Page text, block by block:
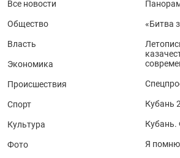
Все новости
Общество
Власть
Экономика
Происшествия
Спорт
Культура
Фото
«Битва
Кубань
Кубань.
Я